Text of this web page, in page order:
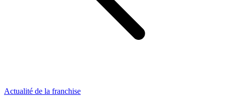
Actualité de la franchise